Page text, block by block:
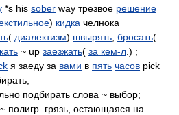
*s his sober way трезвое решение
) кидка челнока
( диалектизм) швырять бросать(
~ up заезжать( за кем-л .) ;
я заеду за вами в пять часов pick
подбирать слова ~ выбор;
полигр. грязь, остающаяся на